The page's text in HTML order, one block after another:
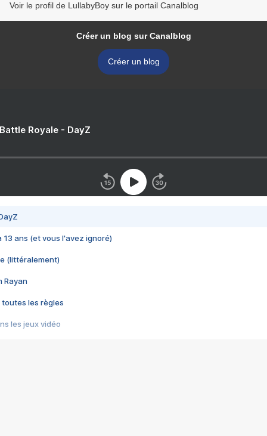
Voir le profil de LullabyBoy sur le portail Canalblog
Créer un blog sur Canalblog
Créer un blog
Royale - DayZ
13 ans (et vous l'avez ignoré)
(littéralement)
Rayan
toutes les règles
les jeux vidéo